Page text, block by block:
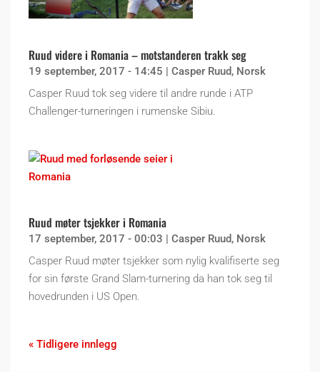
Ruud videre i Romania – motstanderen trakk seg
19 september, 2017 - 14:45 | Casper Ruud, Norsk
Casper Ruud tok seg videre til andre runde i ATP
Challenger-turneringen i rumenske Sibiu.
Ruud møter tsjekker i Romania
17 september, 2017 - 00:03 | Casper Ruud, Norsk
Casper Ruud møter tsjekker som nylig kvalifiserte seg
for sin første Grand Slam-turnering da han tok seg til
hovedrunden i US Open.
« Tidligere innlegg